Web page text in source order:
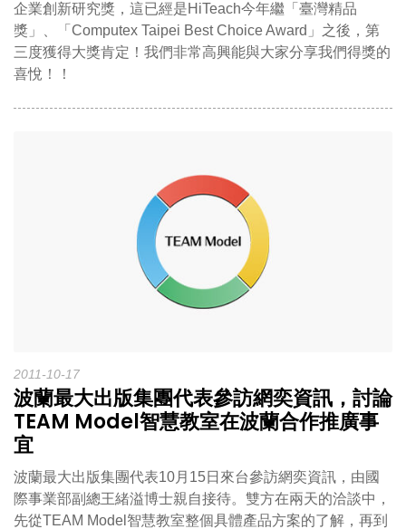
企業創新研究獎，這已經是HiTeach今年繼「臺灣精品
獎」、「Computex Taipei Best Choice Award」之後，第
三度獲得大獎肯定！我們非常高興能與大家分享我們得獎的
喜悅！！
2011-10-17
波蘭最大出版集團代表參訪網奕資訊，討論
TEAM Model智慧教室在波蘭合作推廣事
宜
波蘭最大出版集團代表10月15日來台參訪網奕資訊，由國
際事業部副總王緒溢博士親自接待。雙方在兩天的洽談中，
先從TEAM Model智慧教室整個具體產品方案的了解，再到